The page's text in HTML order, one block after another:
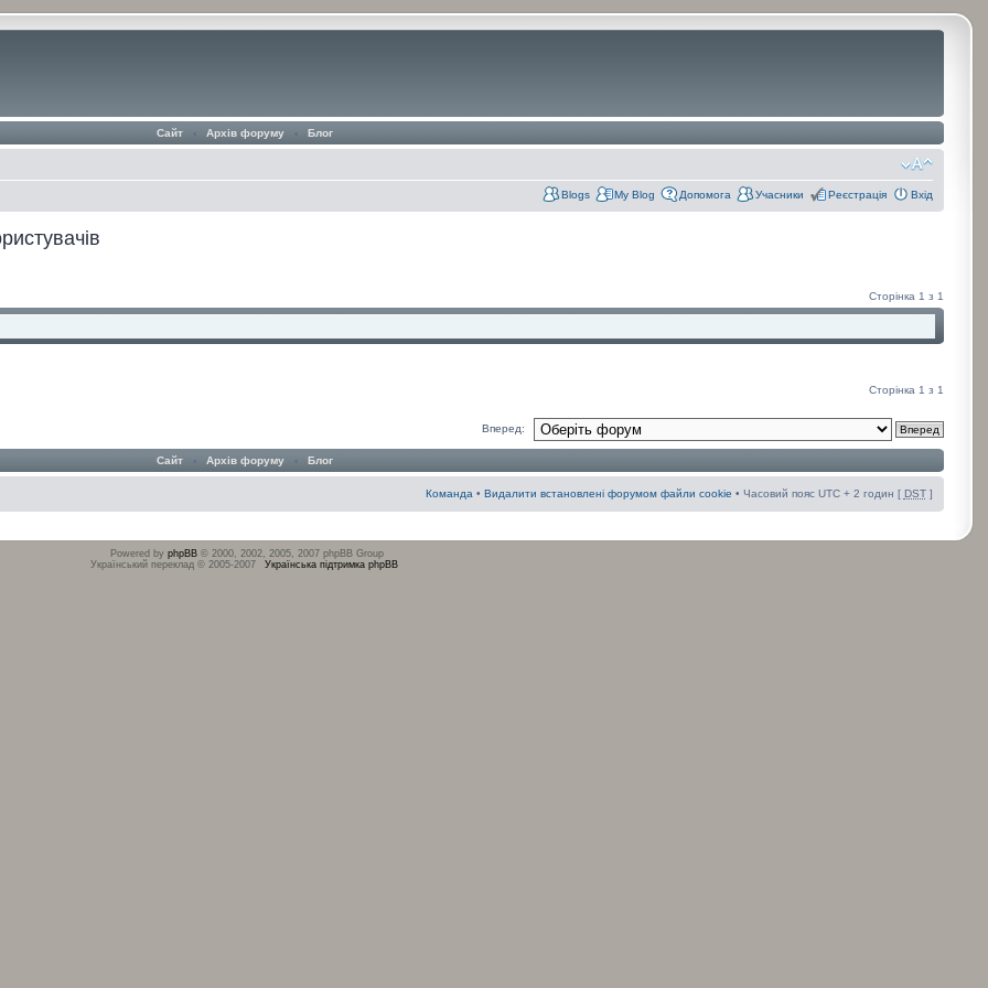
Сайт ‹ Архів форуму ‹ Блог
Blogs My Blog Допомога Учасники Реєстрація Вхід
Сторінка 1 з 1
Сторінка 1 з 1
Вперед:
Сайт ‹ Архів форуму ‹ Блог
Команда• Видалити встановлені форумом файли cookie • Часовий пояс UTC + 2 годин [ DST]
Powered by phpBB © 2000, 2002, 2005, 2007 phpBB Group
Український переклад © 2005-2007
Українська підтримка phpBB